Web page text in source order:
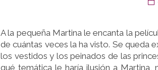
A la pequeña Martina le encanta la
de cuántas veces la ha visto. Se queda
los vestidos y los peinados de las
qué temática le haría ilusión a